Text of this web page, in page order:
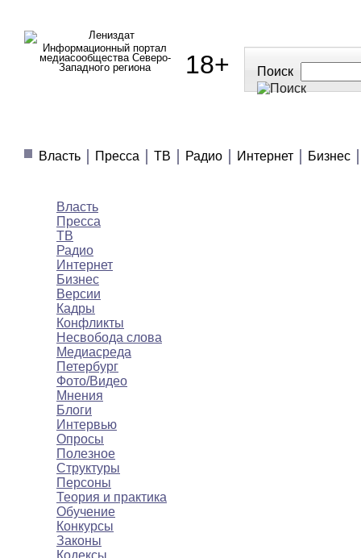
Информационный портал
медиасообщества Северо-
Западного региона
18+ Поиск
Власть
Пресса ТВ Радио Интернет Бизнес
Власть
Пресса
ТВ
Радио
Интернет
Бизнес
Версии
Кадры
Конфликты
Несвобода слова
Медиасреда
Петербург
Фото/Видео
Мнения
Блоги
Интервью
Опросы
Полезное
Структуры
Персоны
Теория и практика
Обучение
Конкурсы
Законы